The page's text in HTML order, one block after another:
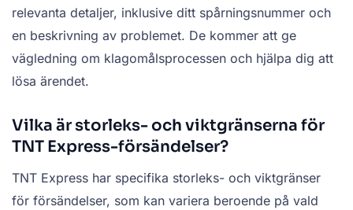
relevanta detaljer, inklusive ditt spårningsnummer och
en beskrivning av problemet. De kommer att ge
vägledning om klagomålsprocessen och hjälpa dig att
lösa ärendet.
Vilka är storleks- och viktgränserna för
TNT Express-försändelser?
TNT Express har specifika storleks- och viktgränser
för försändelser, som kan variera beroende på vald